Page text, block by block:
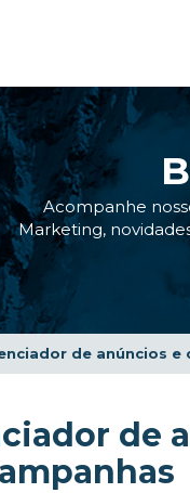
Acompanhe
Marketing,
de anúncios
de